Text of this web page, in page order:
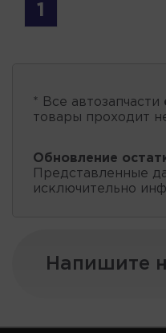
1
* Все автозапчасти
товары проходит
Обновление
Представленные
исключительно
Напишите